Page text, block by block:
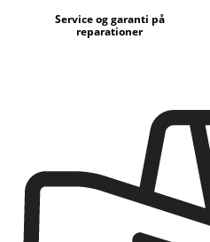
Service og garanti på
reparationer